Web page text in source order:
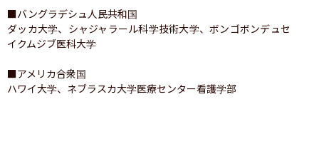
■バングラデシュ人民共和国
ダッカ大学、シャジャラール科学技術大学、ボンゴボンデュセ
イクムジブ医科大学
■アメリカ合衆国
ハワイ大学、ネブラスカ大学医療センター看護学部